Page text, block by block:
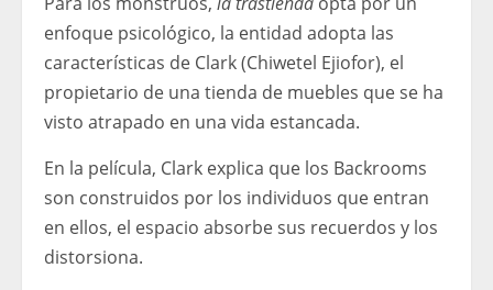
enfoque psicológico, la entidad adopta las
características de Clark (Chiwetel Ejiofor), el
propietario de una tienda de muebles que se ha
visto atrapado en una vida estancada.
En la película, Clark explica que los Backrooms
son construidos por los individuos que entran
en ellos, el espacio absorbe sus recuerdos y los
distorsiona.